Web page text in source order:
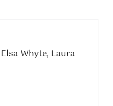
Whyte, Laura